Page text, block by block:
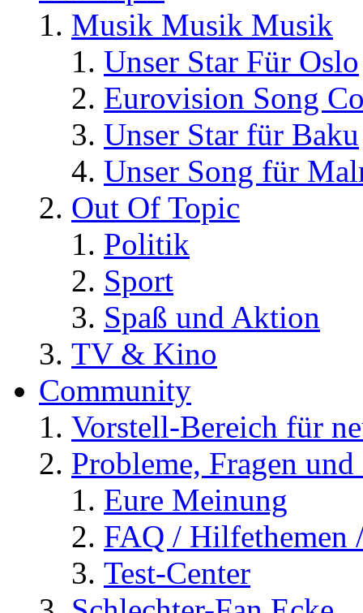
Musik Musik Musik
Unser Star Für Oslo
Eurovision Song
Unser Star für Baku
Unser Song für
Out Of Topic
Politik
Sport
Spaß und Aktion
TV & Kino
Community
Vorstell-Bereich für
Probleme, Fragen
Eure Meinung
FAQ / Hilfethemen
Test-Center